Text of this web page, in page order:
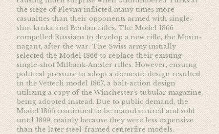
the siege of Plevna inflicted many times more
casualties than their opponents armed with single-
shot krnka and Berdan rifles. The Model 1866
compelled Russians to develop a new rifle, the Mosin-
nagant, after the war. The Swiss army initially
selected the Model 1866 to replace their existing
single-shot Milbank-Amsler rifles. However, ensuing
political pressure to adopt a domestic design resulted
in the Vetterli model 1867, a bolt-action design
utilizing a copy of the Winchester's tubular magazine,
being adopted instead. Due to public demand, the
Model 1866 continued to be manufactured and sold
until 1899, mainly because they were less expensive
than the later steel-framed centerfire models.